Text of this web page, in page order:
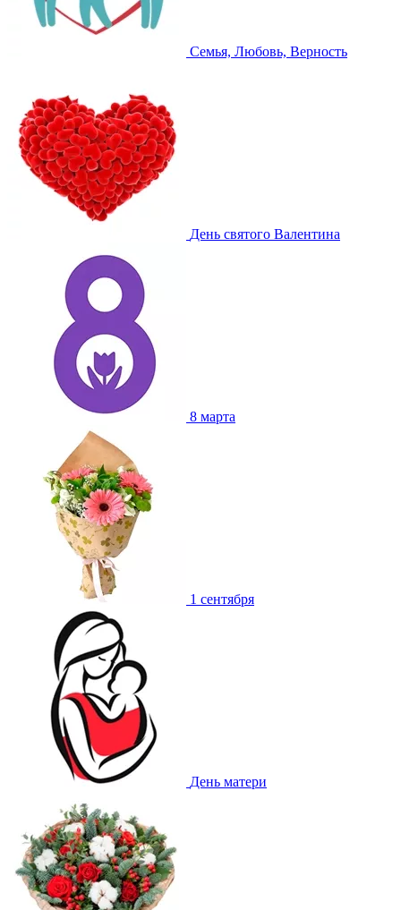
Семья, Любовь, Верность
День святого Валентина
8 марта
1 сентября
День матери